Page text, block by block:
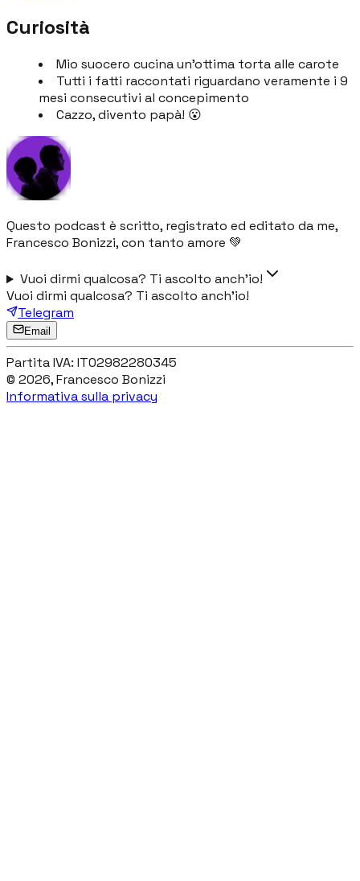
Curiosità
Mio suocero cucina un'ottima torta alle carote
Tutti i fatti raccontati riguardano veramente i 9
mesi consecutivi al concepimento
Cazzo, divento papà! 😮
Questo podcast è scritto, registrato ed editato da me,
Francesco Bonizzi, con tanto amore 💚
Vuoi dirmi qualcosa? Ti ascolto anch'io!
Vuoi dirmi qualcosa? Ti ascolto anch'io!
Telegram
Email
Partita IVA: IT02982280345
© 2026,Francesco Bonizzi
Informativa sulla privacy